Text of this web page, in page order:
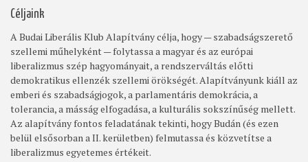
Céljaink
A Budai Liberális Klub Alapítvány célja, hogy — szabadságszerető
szellemi műhelyként — folytassa a magyar és az európai
liberalizmus szép hagyományait, a rendszerváltás előtti
demokratikus ellenzék szellemi örökségét. Alapítványunk kiáll az
emberi és szabadságjogok, a parlamentáris demokrácia, a
tolerancia, a másság elfogadása, a kulturális sokszínűség mellett.
Az alapítvány fontos feladatának tekinti, hogy Budán (és ezen
belül elsősorban a II. kerületben) felmutassa és közvetítse a
liberalizmus egyetemes értékeit.